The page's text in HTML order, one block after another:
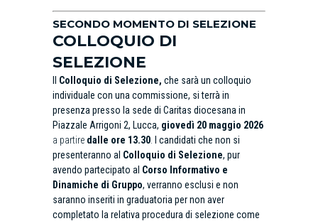
SECONDO MOMENTO DI SELEZIONE
COLLOQUIO DI
SELEZIONE
Colloquio di Selezione, che sarà un colloquio
individuale con una commissione, si terrà in
presenza presso la sede di Caritas diocesana in
Piazzale Arrigoni 2, Lucca, giovedì 20 maggio 2026
a partire dalle ore 13.30
I candidati che non si
presenteranno al Colloquio di Selezione, pur
avendo partecipato al Corso Informativo e
Dinamiche di Gruppo, verranno esclusi e non
saranno inseriti in graduatoria per non aver
completato la relativa procedura di selezione come